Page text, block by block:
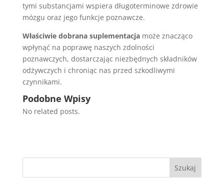
tymi substancjami wspiera długoterminowe zdrowie
mózgu oraz jego funkcje poznawcze.
Właściwie dobrana suplementacjamoże znacząco
wpłynąć na poprawę naszych zdolności
poznawczych, dostarczając niezbędnych składników
odżywczych i chroniąc nas przed szkodliwymi
czynnikami.
Podobne Wpisy
No related posts.